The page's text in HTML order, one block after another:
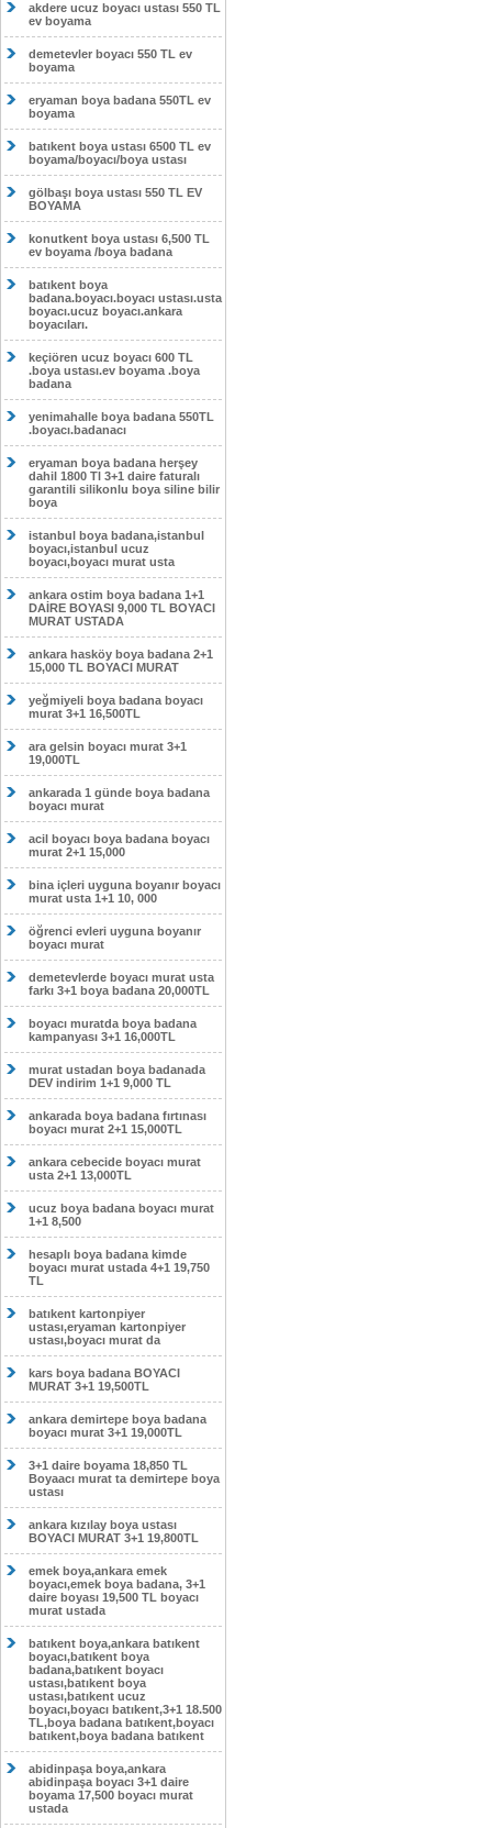
akdere ucuz boyacı ustası 550 TL
ev boyama
demetevler boyacı 550 TL ev
boyama
eryaman boya badana 550TL ev
boyama
batıkent boya ustası 6500 TL ev
boyama/boyacı/boya ustası
gölbaşı boya ustası 550 TL EV
BOYAMA
konutkent boya ustası 6,500 TL
ev boyama /boya badana
batıkent boya
badana.boyacı.boyacı ustası.usta
boyacı.ucuz boyacı.ankara
boyacıları.
keçiören ucuz boyacı 600 TL
.boya ustası.ev boyama .boya
badana
yenimahalle boya badana 550TL
.boyacı.badanacı
eryaman boya badana herşey
dahil 1800 Tl 3+1 daire faturalı
garantili silikonlu boya siline bilir
boya
istanbul boya badana,istanbul
boyacı,istanbul ucuz
boyacı,boyacı murat usta
ankara ostim boya badana 1+1
DAİRE BOYASI 9,000 TL BOYACI
MURAT USTADA
ankara hasköy boya badana 2+1
15,000 TL BOYACI MURAT
yeğmiyeli boya badana boyacı
murat 3+1 16,500TL
ara gelsin boyacı murat 3+1
19,000TL
ankarada 1 günde boya badana
boyacı murat
acil boyacı boya badana boyacı
murat 2+1 15,000
bina içleri uyguna boyanır boyacı
murat usta 1+1 10, 000
öğrenci evleri uyguna boyanır
boyacı murat
demetevlerde boyacı murat usta
farkı 3+1 boya badana 20,000TL
boyacı muratda boya badana
kampanyası 3+1 16,000TL
murat ustadan boya badanada
DEV indirim 1+1 9,000 TL
ankarada boya badana fırtınası
boyacı murat 2+1 15,000TL
ankara cebecide boyacı murat
usta 2+1 13,000TL
ucuz boya badana boyacı murat
1+1 8,500
hesaplı boya badana kimde
boyacı murat ustada 4+1 19,750
TL
batıkent kartonpiyer
ustası,eryaman kartonpiyer
ustası,boyacı murat da
kars boya badana BOYACI
MURAT 3+1 19,500TL
ankara demirtepe boya badana
boyacı murat 3+1 19,000TL
3+1 daire boyama 18,850 TL
Boyaacı murat ta demirtepe boya
ustası
ankara kızılay boya ustası
BOYACI MURAT 3+1 19,800TL
emek boya,ankara emek
boyacı,emek boya badana, 3+1
daire boyası 19,500 TL boyacı
murat ustada
batıkent boya,ankara batıkent
boyacı,batıkent boya
badana,batıkent boyacı
ustası,batıkent boya
ustası,batıkent ucuz
boyacı,boyacı batıkent,3+1 18.500
TL,boya badana batıkent,boyacı
batıkent,boya badana batıkent
abidinpaşa boya,ankara
abidinpaşa boyacı 3+1 daire
boyama 17,500 boyacı murat
ustada